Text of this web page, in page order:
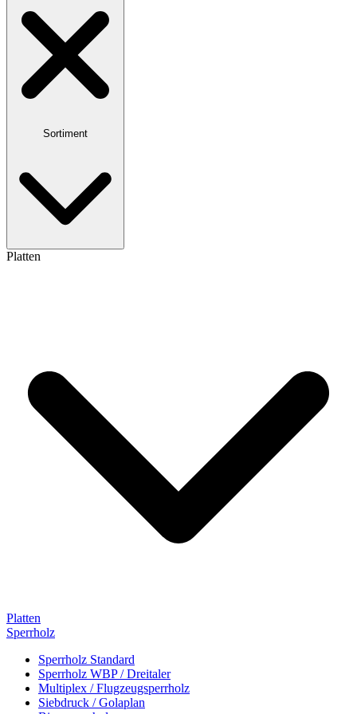
Sortiment
Platten
Platten
Sperrholz
Sperrholz Standard
Sperrholz WBP / Dreitaler
Multiplex / Flugzeugsperrholz
Siebdruck / Golaplan